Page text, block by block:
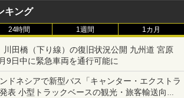
キング
24時間 1週間 1カ月
川田橋（下り線）の復旧状況公開 九州道 宮原
9日中に緊急車両を通行可能に
ドネシアで新型バス「キャンター・エクストラ
表 小型トラックベースの観光・旅客輸送向け